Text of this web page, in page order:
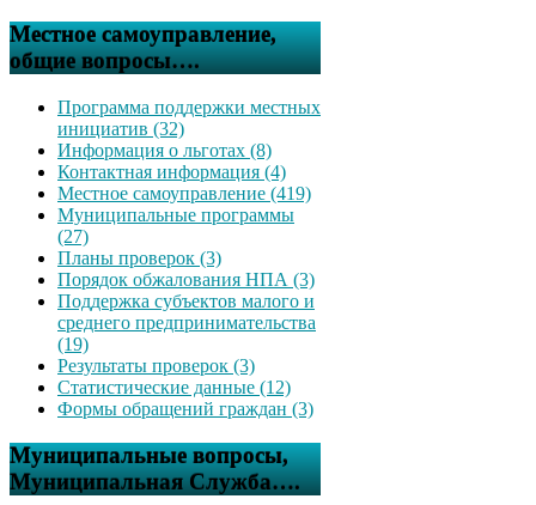
Местное самоуправление,
общие вопросы….
Программа поддержки местных
инициатив (32)
Информация о льготах (8)
Контактная информация (4)
Местное самоуправление (419)
Муниципальные программы
(27)
Планы проверок (3)
Порядок обжалования НПА (3)
Поддержка субъектов малого и
среднего предпринимательства
(19)
Результаты проверок (3)
Статистические данные (12)
Формы обращений граждан (3)
Муниципальные вопросы,
Муниципальная Служба….